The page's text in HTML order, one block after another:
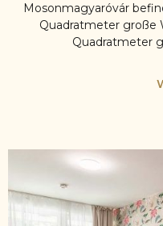
Mosonmagyaróvár
Quadratmeter große
Quadratmeter